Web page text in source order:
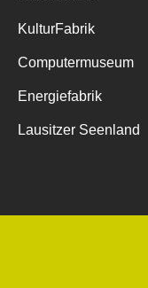
KulturFabrik
Computermuseum
Energiefabrik
Lausitzer Seenland